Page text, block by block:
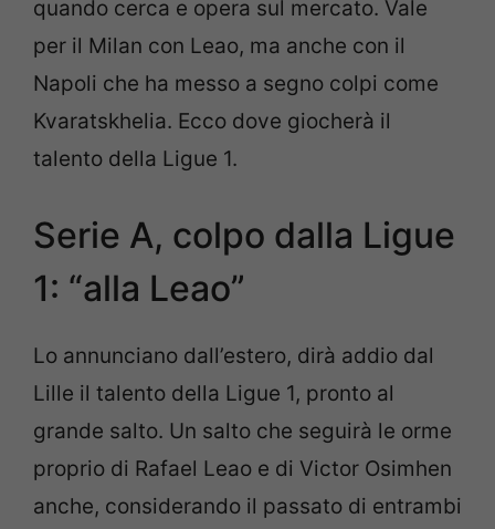
quando cerca e opera sul mercato. Vale
per il Milan con Leao, ma anche con il
Napoli che ha messo a segno colpi come
Kvaratskhelia. Ecco dove giocherà il
talento della Ligue 1.
Serie A, colpo dalla Ligue
1: “alla Leao”
Lo annunciano dall’estero, dirà addio dal
Lille il talento della Ligue 1, pronto al
grande salto. Un salto che seguirà le orme
proprio di Rafael Leao e di Victor Osimhen
anche, considerando il passato di entrambi